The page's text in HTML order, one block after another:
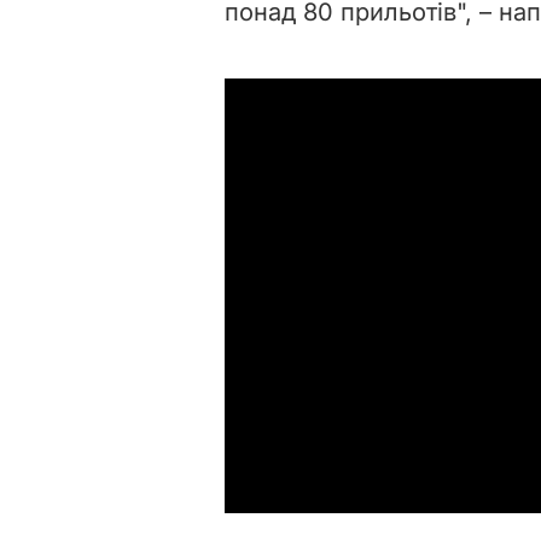
понад 80 прильотів", –